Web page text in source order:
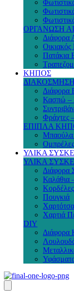
ΟΡΓΑΝΩΣΗ
Διάφορα
Οικιακός
Πατάκια
ΚΗΠΟΣ
Διάφορα
Κασπώ –
Φράχτες
ΕΠΙΠΛΑ
ΥΛΙΚΑ
ΥΛΙΚΑ
Διάφορα
Καλάθια
Πουγκιά
Χαρτιά
DIY
Διάφορα